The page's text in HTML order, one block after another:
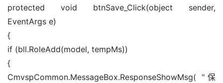
protected void btnSave_Click(object sender,
EventArgs e)
{
if (bll.RoleAdd(model, tempMs))
{
CmvspCommon.MessageBox.ResponseShowMsg( "保